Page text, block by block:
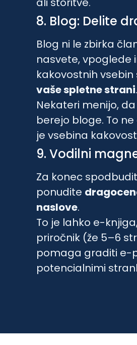
8. Blog: Delite
Blog ni le zbirka
nasvete, vpoglede
kakovostnih
vaše spletne strani.
Nekateri menijo,
berejo bloge. To
je vsebina
9. Vodilni
Za konec
ponudite
naslove.
To je lahko e-
priročnik (že 5–6
pomaga graditi e-
potencialnimi